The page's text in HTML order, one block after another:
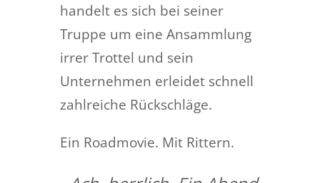
handelt es sich bei seiner
Truppe um eine Ansammlung
irrer Trottel und sein
Unternehmen erleidet schnell
zahlreiche Rückschläge.
Ein Roadmovie. Mit Rittern.